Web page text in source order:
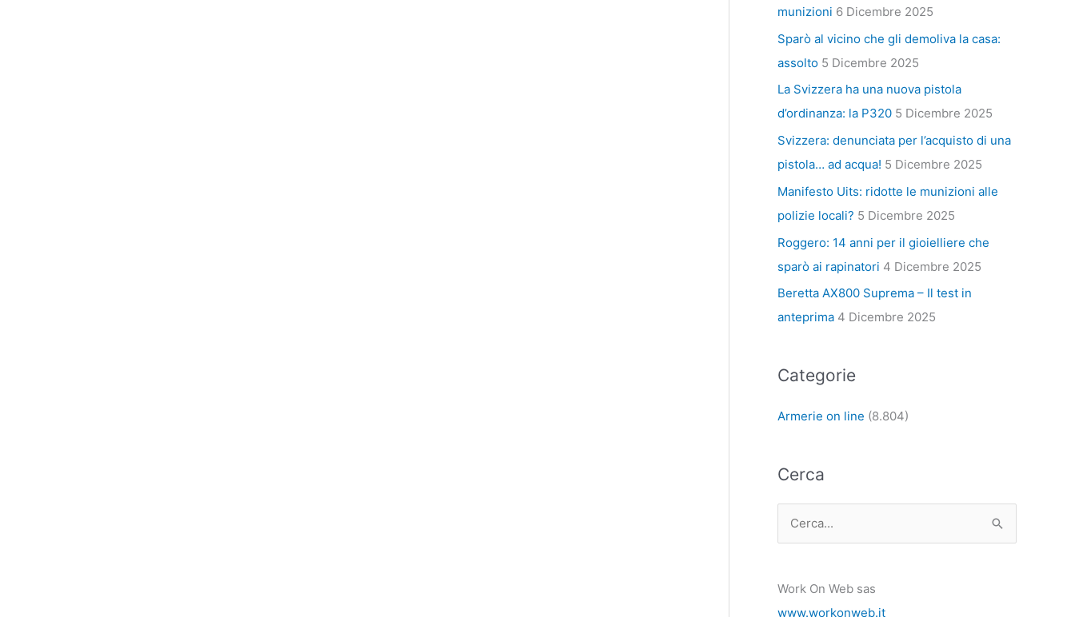
munizioni 6 Dicembre 2025
Sparò al vicino che gli demoliva la casa:
assolto 5 Dicembre 2025
La Svizzera ha una nuova pistola
d’ordinanza: la P320 5 Dicembre 2025
Svizzera: denunciata per l’acquisto di una
pistola… ad acqua! 5 Dicembre 2025
Manifesto Uits: ridotte le munizioni alle
polizie locali? 5 Dicembre 2025
Roggero: 14 anni per il gioielliere che
sparò ai rapinatori 4 Dicembre 2025
Beretta AX800 Suprema – Il test in
anteprima 4 Dicembre 2025
Categorie
Armerie on line (8.804)
Cerca
Work On Web sas
www.workonweb.it